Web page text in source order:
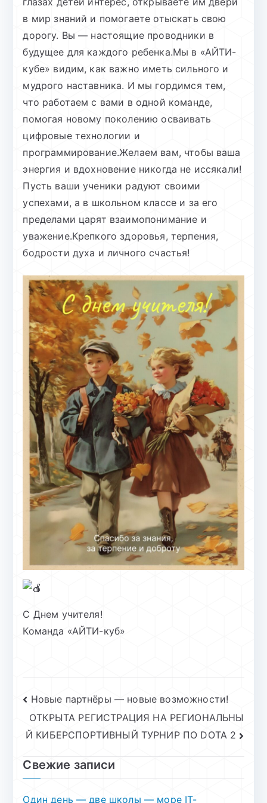
в мир знаний и помогаете отыскать свою
дорогу. Вы — настоящие проводники в
будущее для каждого ребенка.Мы в «АЙТИ-
кубе» видим, как важно иметь сильного и
мудрого наставника. И мы гордимся тем,
что работаем с вами в одной команде,
помогая новому поколению осваивать
цифровые технологии и
программирование.Желаем вам, чтобы ваша
энергия и вдохновение никогда не иссякали!
Пусть ваши ученики радуют своими
успехами, а в школьном классе и за его
пределами царят взаимопонимание и
уважение.Крепкого здоровья, терпения,
бодрости духа и личного счастья!
С Днем учителя!
Команда «АЙТИ-куб»
Навигация
по
записям
Новые партнёры — новые возможности!
ОТКРЫТА РЕГИСТРАЦИЯ НА РЕГИОНАЛЬНЫ
Й КИБЕРСПОРТИВНЫЙ ТУРНИР ПО DOTA 2
Свежие записи
Один день — две школы — море IT-